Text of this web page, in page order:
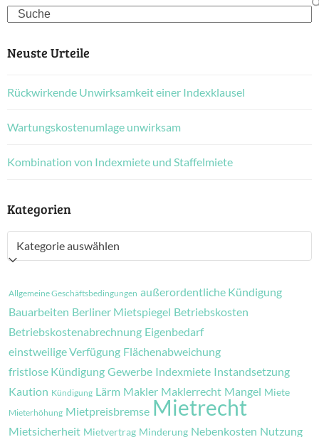
Search
Neuste Urteile
Rückwirkende Unwirksamkeit einer Indexklausel
Wartungskostenumlage unwirksam
Kombination von Indexmiete und Staffelmiete
Kategorien
Kategorien
Allgemeine Geschäftsbedingungen außerordentliche Kündigung
Bauarbeiten Berliner Mietspiegel Betriebskosten
Betriebskostenabrechnung Eigenbedarf
einstweilige Verfügung Flächenabweichung
fristlose Kündigung Gewerbe Indexmiete Instandsetzung
Kaution Kündigung Lärm Makler Maklerrecht Mangel Miete
Mieterhöhung Mietpreisbremse Mietrecht
Mietsicherheit Mietvertrag Minderung Nebenkosten Nutzung